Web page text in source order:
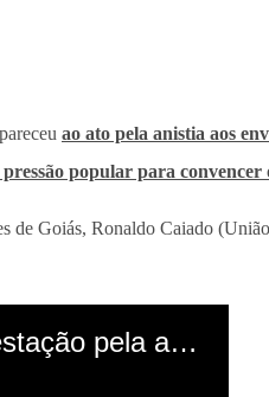
ao ato pela anistia aos
popular para
de Goiás, Ronaldo Caiado